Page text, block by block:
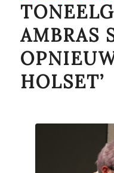
AMBRAS
HOLSET’